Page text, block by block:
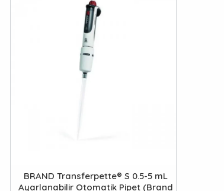
BRAND Transferpette® S 0.5-5 mL
Ayarlanabilir Otomatik Pipet (Brand